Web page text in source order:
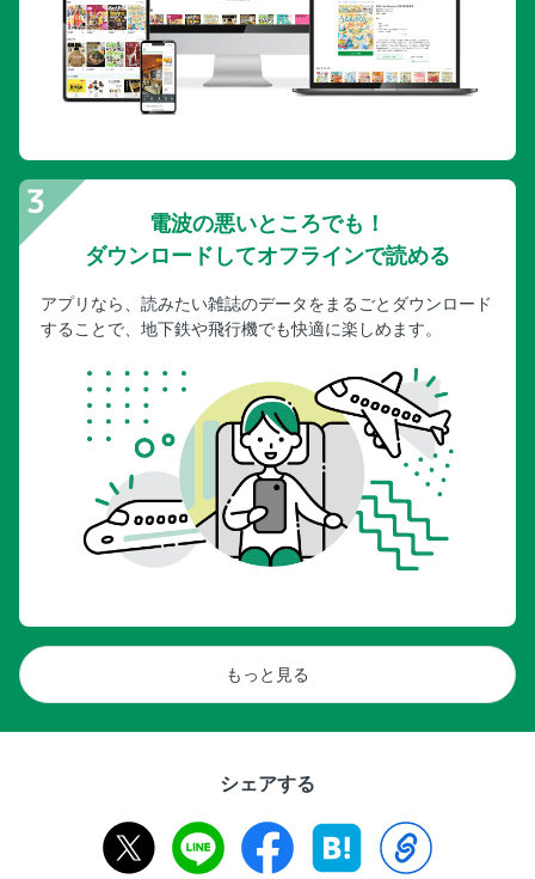
電波の悪いところでも！
ダウンロードしてオフラインで読める
アプリなら、読みたい雑誌のデータをまるごとダウンロード
することで、地下鉄や飛行機でも快適に楽しめます。
もっと見る
シェアする